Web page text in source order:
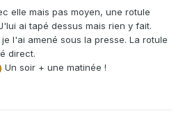
elle mais pas moyen, une rotule
ai tapé dessus mais rien y fait.
l'ai amené sous la presse. La rotule
direct.
Un soir + une matinée !